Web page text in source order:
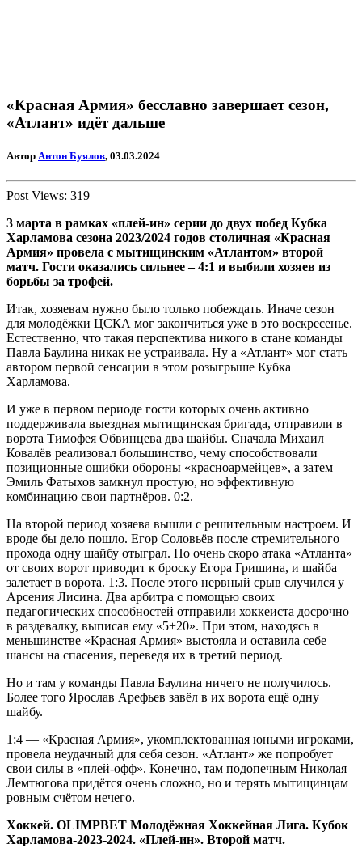
«Красная Армия» бесславно завершает сезон,
«Атлант» идёт дальше
Автор Антон Буялов, 03.03.2024
Post Views: 319
3 марта в рамках «плей-ин» серии до двух побед Кубка
Харламова сезона 2023/2024 годов столичная «Красная
Армия» провела с мытищинским «Атлантом» второй
матч. Гости оказались сильнее – 4:1 и выбили хозяев из
борьбы за трофей.
Итак, хозяевам нужно было только побеждать. Иначе сезон
для молодёжки ЦСКА мог закончиться уже в это воскресенье.
Естественно, что такая перспектива никого в стане команды
Павла Баулина никак не устраивала. Ну а «Атлант» мог стать
автором первой сенсации в этом розыгрыше Кубка
Харламова.
И уже в первом периоде гости которых очень активно
поддерживала выездная мытищинская бригада, отправили в
ворота Тимофея Обвинцева два шайбы. Сначала Михаил
Ковалёв реализовал большинство, чему способствовали
позиционные ошибки обороны «красноармейцев», а затем
Эмиль Фатыхов замкнул простую, но эффективную
комбинацию свои партнёров. 0:2.
На второй период хозяева вышли с решительным настроем. И
вроде бы дело пошло. Егор Соловьёв после стремительного
прохода одну шайбу отыграл. Но очень скоро атака «Атланта»
от своих ворот приводит к броску Егора Гришина, и шайба
залетает в ворота. 1:3. После этого нервный срыв случился у
Арсения Лисина. Два арбитра с помощью своих
педагогических способностей отправили хоккеиста досрочно
в раздевалку, выписав ему «5+20». При этом, находясь в
меньшинстве «Красная Армия» выстояла и оставила себе
шансы на спасения, переведя их в третий период.
Но и там у команды Павла Баулина ничего не получилось.
Более того Ярослав Арефьев завёл в их ворота ещё одну
шайбу.
1:4 — «Красная Армия», укомплектованная юными игроками,
провела неудачный для себя сезон. «Атлант» же попробует
свои силы в «плей-офф». Конечно, там подопечным Николая
Лемтюгова придётся очень сложно, но и терять мытищинцам
ровным счётом нечего.
Хоккей. OLIMPBET Молодёжная Хоккейная Лига. Кубок
Харламова-2023-2024. «Плей-ин». Второй матч.